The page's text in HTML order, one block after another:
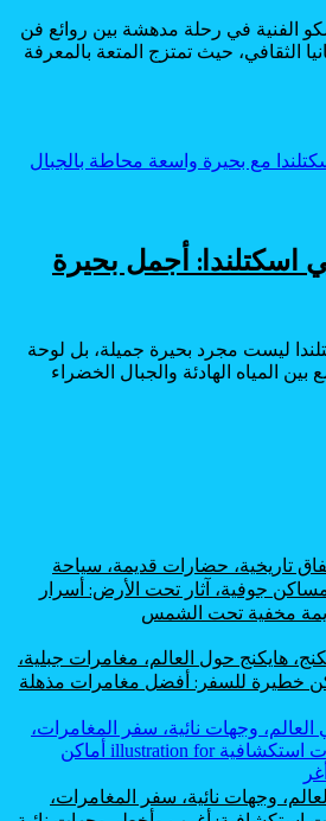
الفنية في رحلة مدهشة بين روائع فن
الثقافي، حيث تمتزج المتعة بالمعرفة
اسكتلندا: أجمل بحيرة
ليست مجرد بحيرة جميلة، بل لوحة
بين المياه الهادئة والجبال الخضراء
تاريخية، حضارات قديمة، سياحة
جوفية، آثار تحت الأرض: أسرار
مخفية تحت الشمس
هايكنج حول العالم، مغامرات جبلية،
خطيرة للسفر: أفضل مغامرات مذهلة
وجهات نائية، سفر المغامرات،